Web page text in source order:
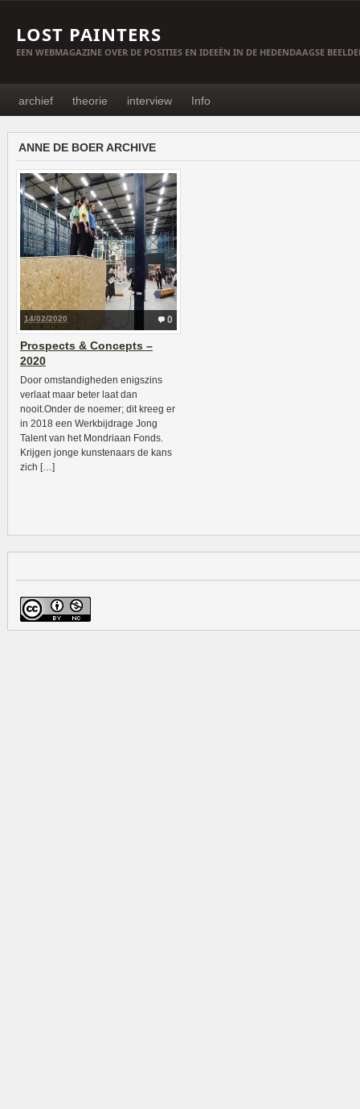
LOST PAINTERS
EEN WEBMAGAZINE OVER DE POSITIES EN IDEEËN IN DE HEDENDAAGSE
archief theorie interview Info
ANNE DE BOER ARCHIVE
0
14/02/2020
Prospects & Concepts –
2020
Door omstandigheden enigszins
verlaat maar beter laat dan
nooit.Onder de noemer; dit kreeg er
in 2018 een Werkbijdrage Jong
Talent van het Mondriaan Fonds.
Krijgen jonge kunstenaars de kans
zich […]